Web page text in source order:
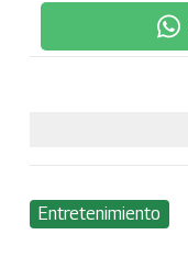
Entretenimiento